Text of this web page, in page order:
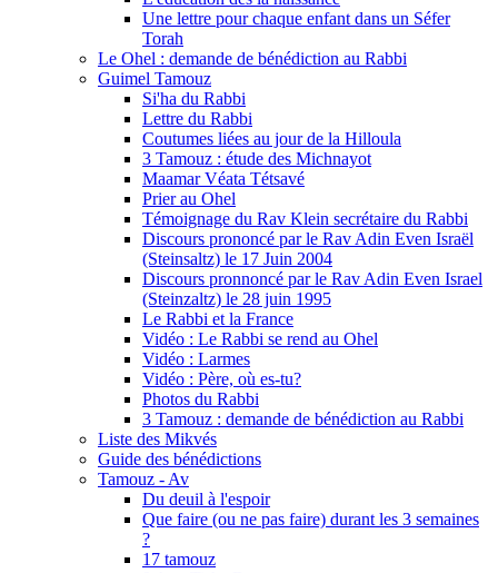
Une lettre pour chaque enfant dans un Séfer
Torah
Le Ohel : demande de bénédiction au Rabbi
Guimel Tamouz
Si'ha du Rabbi
Lettre du Rabbi
Coutumes liées au jour de la Hilloula
3 Tamouz : étude des Michnayot
Maamar Véata Tétsavé
Prier au Ohel
Témoignage du Rav Klein secrétaire du Rabbi
Discours prononcé par le Rav Adin Even Israël
(Steinsaltz) le 17 Juin 2004
Discours pronnoncé par le Rav Adin Even Israel
(Steinzaltz) le 28 juin 1995
Le Rabbi et la France
Vidéo : Le Rabbi se rend au Ohel
Vidéo : Larmes
Vidéo : Père, où es-tu?
Photos du Rabbi
3 Tamouz : demande de bénédiction au Rabbi
Liste des Mikvés
Guide des bénédictions
Tamouz - Av
Du deuil à l'espoir
Que faire (ou ne pas faire) durant les 3 semaines
?
17 tamouz